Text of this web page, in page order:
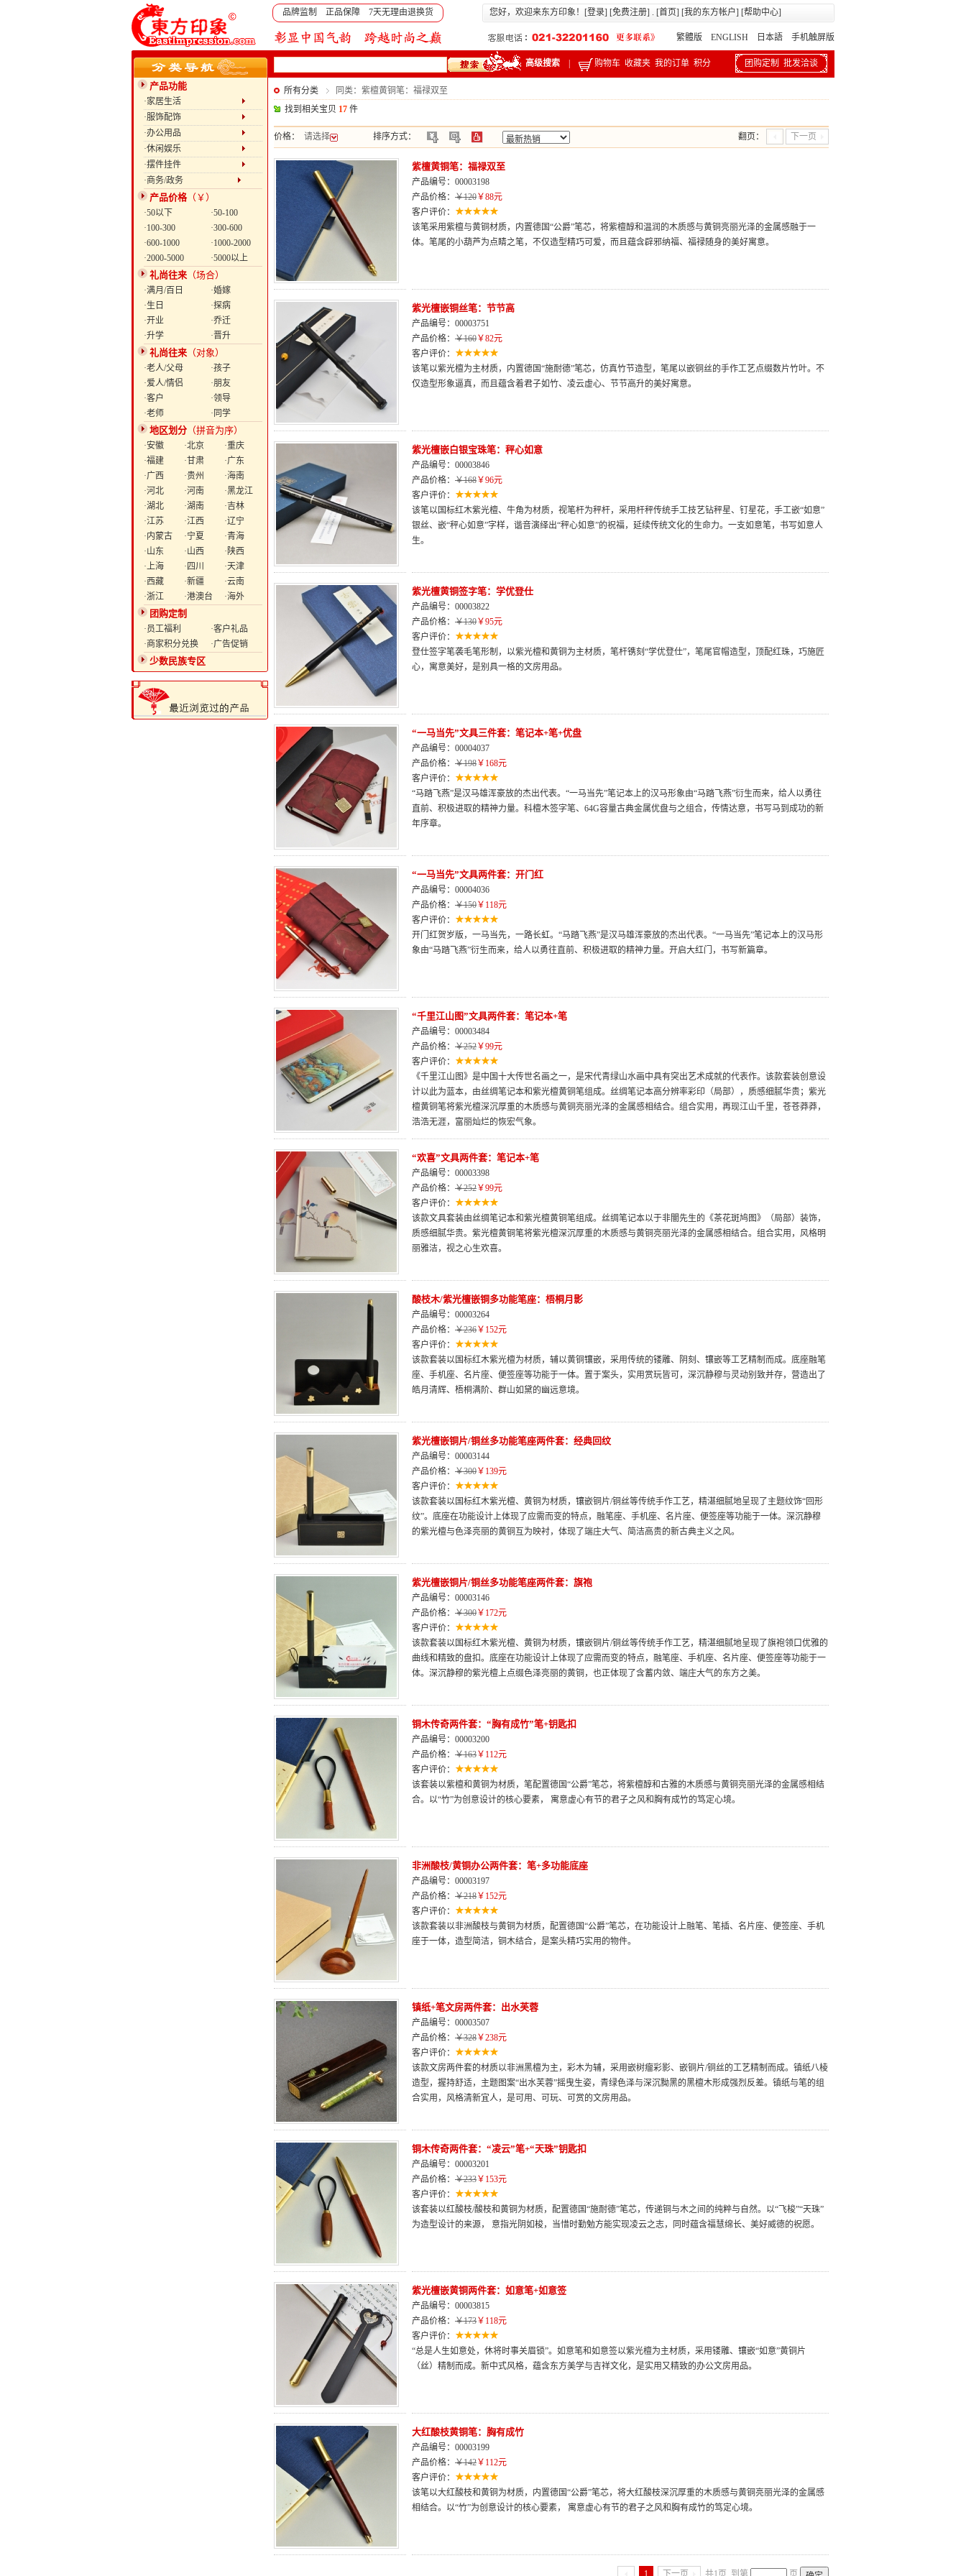
品牌监制 正品保障 7天无理由退换货 您好，欢迎来东方印象！[登录] [免费注册] . [首页] [我的东方帐户] [帮助中心]
繁體版 ENGLISH 日本語 手机触屏版
高级搜索 购物车 收藏夹 我的订单 积分 团购定制 批发洽谈
产品功能
·家居生活
·服饰配饰
·办公用品
·休闲娱乐
·摆件挂件
·商务/政务
产品价格（￥）
·50以下
·50-100
·100-300
·300-600
·600-1000
·1000-2000
·2000-5000
·5000以上
礼尚往来 （场合）
·满月/百日
·婚嫁
·生日
·探病
·开业
·乔迁
·升学
·晋升
礼尚往来 （对象）
·老人/父母
·孩子
·爱人/情侣
·朋友
·客户
·领导
·老师
·同学
地区划分 （拼音为序）
·安徽 ·北京
·重庆
·福建
·甘肃
·广东
·广西
·贵州
·海南
·河北
·河南
·黑龙江
·湖北
·湖南
·吉林
·江苏
·江西
·辽宁
·内蒙古
·宁夏
·青海
·山东
·山西
·陕西
·上海
·四川
·天津
·西藏
·新疆
·云南
·浙江
·港澳台 ·海外
团购定制
·员工福利
·客户礼品
·商家积分兑换
·广告促销
少数民族专区
所有分类
同类：紫檀黄铜笔：福禄双至
找到相关宝贝 17 件
价格： 请选择 排序方式： 翻页： 下一页
紫檀黄铜笔：福禄双至
产品编号：00003198
产品价格： ￥120￥88元
客户评价：
该笔采用紫檀与黄铜材质，内置德国“公爵”笔芯，将紫檀醇和温润的木质感与黄铜亮丽光泽的金属感融于一
体。笔尾的小葫芦为点睛之笔，不仅造型精巧可爱，而且蕴含辟邪纳福、福禄随身的美好寓意。
紫光檀嵌铜丝笔：节节高
产品编号：00003751
产品价格： ￥160￥82元
客户评价：
该笔以紫光檀为主材质，内置德国“施耐德”笔芯，仿真竹节造型，笔尾以嵌铜丝的手作工艺点缀数片竹叶。不
仅造型形象逼真，而且蕴含着君子如竹、凌云虚心、节节高升的美好寓意。
紫光檀嵌白银宝珠笔：秤心如意
产品编号：00003846
产品价格： ￥168￥96元
客户评价：
该笔以国标红木紫光檀、牛角为材质，视笔杆为秤杆，采用杆秤传统手工技艺钻秤星、钉星花，手工嵌“如意”
银丝、嵌“秤心如意”字样，谐音演绎出“秤心如意”的祝福，延续传统文化的生命力。一支如意笔，书写如意人
生。
紫光檀黄铜签字笔：学优登仕
产品编号：00003822
产品价格： ￥130￥95元
客户评价：
登仕签字笔袭毛笔形制，以紫光檀和黄铜为主材质，笔杆镌刻“学优登仕”，笔尾官帽造型，顶配红珠，巧施匠
心，寓意美好，是别具一格的文房用品。
“一马当先”文具三件套：笔记本+笔+优盘
产品编号：00004037
产品价格： ￥198￥168元
客户评价：
“马踏飞燕”是汉马雄浑豪放的杰出代表。“一马当先”笔记本上的汉马形象由“马踏飞燕”衍生而来，给人以勇往
直前、积极进取的精神力量。科檀木签字笔、64G容量古典金属优盘与之组合，传情达意，书写马到成功的新
年序章。
“一马当先”文具两件套：开门红
产品编号：00004036
产品价格： ￥150￥118元
客户评价：
开门红贺岁版，一马当先，一路长虹。“马踏飞燕”是汉马雄浑豪放的杰出代表。“一马当先”笔记本上的汉马形
象由“马踏飞燕”衍生而来，给人以勇往直前、积极进取的精神力量。开启大红门，书写新篇章。
“千里江山图”文具两件套：笔记本+笔
产品编号：00003484
产品价格： ￥252￥99元
客户评价：
《千里江山图》是中国十大传世名画之一，是宋代青绿山水画中具有突出艺术成就的代表作。该款套装创意设
计以此为蓝本，由丝绸笔记本和紫光檀黄铜笔组成。丝绸笔记本高分辨率彩印（局部），质感细腻华贵；紫光
檀黄铜笔将紫光檀深沉厚重的木质感与黄铜亮丽光泽的金属感相结合。组合实用，再现江山千里，苍苍莽莽，
浩浩无涯，富丽灿烂的恢宏气象。
“欢喜”文具两件套：笔记本+笔
产品编号：00003398
产品价格： ￥252￥99元
客户评价：
该款文具套装由丝绸笔记本和紫光檀黄铜笔组成。丝绸笔记本以于非闇先生的《茶花斑鸠图》（局部）装饰，
质感细腻华贵。紫光檀黄铜笔将紫光檀深沉厚重的木质感与黄铜亮丽光泽的金属感相结合。组合实用，风格明
丽雅洁，视之心生欢喜。
酸枝木/紫光檀嵌铜多功能笔座：梧桐月影
产品编号：00003264
产品价格： ￥236￥152元
客户评价：
该款套装以国标红木紫光檀为材质，辅以黄铜镶嵌，采用传统的镂雕、阴刻、镶嵌等工艺精制而成。底座融笔
座、手机座、名片座、便签座等功能于一体。置于案头，实用赏玩皆可，深沉静穆与灵动别致并存，营造出了
皓月清辉、梧桐满阶、群山如黛的幽远意境。
紫光檀嵌铜片/铜丝多功能笔座两件套：经典回纹
产品编号：00003144
产品价格： ￥300￥139元
客户评价：
该款套装以国标红木紫光檀、黄铜为材质，镶嵌铜片/铜丝等传统手作工艺，精湛细腻地呈现了主题纹饰“回形
纹”。底座在功能设计上体现了应需而变的特点，融笔座、手机座、名片座、便签座等功能于一体。深沉静穆
的紫光檀与色泽亮丽的黄铜互为映衬，体现了端庄大气、简洁高贵的新古典主义之风。
紫光檀嵌铜片/铜丝多功能笔座两件套：旗袍
产品编号：00003146
产品价格： ￥300￥172元
客户评价：
该款套装以国标红木紫光檀、黄铜为材质，镶嵌铜片/铜丝等传统手作工艺，精湛细腻地呈现了旗袍领口优雅的
曲线和精致的盘扣。底座在功能设计上体现了应需而变的特点，融笔座、手机座、名片座、便签座等功能于一
体。深沉静穆的紫光檀上点缀色泽亮丽的黄铜，也正体现了含蓄内敛、端庄大气的东方之美。
铜木传奇两件套：“胸有成竹”笔+钥匙扣
产品编号：00003200
产品价格： ￥163￥112元
客户评价：
该套装以紫檀和黄铜为材质，笔配置德国“公爵”笔芯，将紫檀醇和古雅的木质感与黄铜亮丽光泽的金属感相结
合。以“竹”为创意设计的核心要素， 寓意虚心有节的君子之风和胸有成竹的笃定心境。
非洲酸枝/黄铜办公两件套：笔+多功能底座
产品编号：00003197
产品价格： ￥218￥152元
客户评价：
该款套装以非洲酸枝与黄铜为材质，配置德国“公爵”笔芯，在功能设计上融笔、笔插、名片座、便签座、手机
座于一体，造型简洁，铜木结合，是案头精巧实用的物件。
镇纸+笔文房两件套：出水芙蓉
产品编号：00003507
产品价格： ￥328￥238元
客户评价：
该款文房两件套的材质以非洲黑檀为主，彩木为辅，采用嵌树瘤彩影、嵌铜片/铜丝的工艺精制而成。镇纸八棱
造型，握持舒适，主题图案“出水芙蓉”摇曳生姿，青绿色泽与深沉黝黑的黑檀木形成强烈反差。镇纸与笔的组
合实用，风格清新宜人，是可用、可玩、可赏的文房用品。
铜木传奇两件套：“凌云”笔+“天珠”钥匙扣
产品编号：00003201
产品价格： ￥233￥153元
客户评价：
该套装以红酸枝/酸枝和黄铜为材质，配置德国“施耐德”笔芯，传递铜与木之间的纯粹与自然。以“飞梭”“天珠”
为造型设计的来源， 意指光阴如梭，当惜时勤勉方能实现凌云之志，同时蕴含福慧绵长、美好威德的祝愿。
紫光檀嵌黄铜两件套：如意笔+如意签
产品编号：00003815
产品价格： ￥173￥118元
客户评价：
“总是人生如意处，休将时事关眉锁”。如意笔和如意签以紫光檀为主材质，采用镂雕、镶嵌“如意”黄铜片
（丝）精制而成。新中式风格，蕴含东方美学与吉祥文化，是实用又精致的办公文房用品。
大红酸枝黄铜笔：胸有成竹
产品编号：00003199
产品价格： ￥142￥112元
客户评价：
该笔以大红酸枝和黄铜为材质，内置德国“公爵”笔芯，将大红酸枝深沉厚重的木质感与黄铜亮丽光泽的金属感
相结合。以“竹”为创意设计的核心要素， 寓意虚心有节的君子之风和胸有成竹的笃定心境。